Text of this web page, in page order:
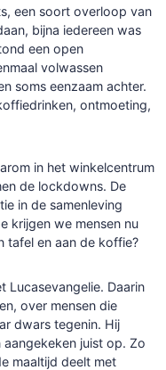
een soort overloop van
bijna iedereen was
een open
volwassen
soms eenzaam achter.
ontmoeting,
in het winkelcentrum
de lockdowns. De
in de samenleving
krijgen we mensen nu
tafel en aan de koffie?
Lucasevangelie. Daarin
over mensen die
dwars tegenin. Hij
juist op. Zo
maaltijd deelt met